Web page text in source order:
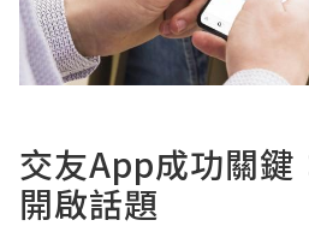
交友App成功關鍵
開啟話題